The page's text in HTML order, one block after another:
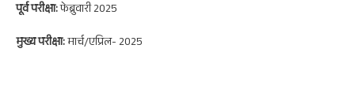
पूर्व परीक्षा:फेब्रुवारी 2025
मुख्य परीक्षा:मार्च/एप्रिल- 2025